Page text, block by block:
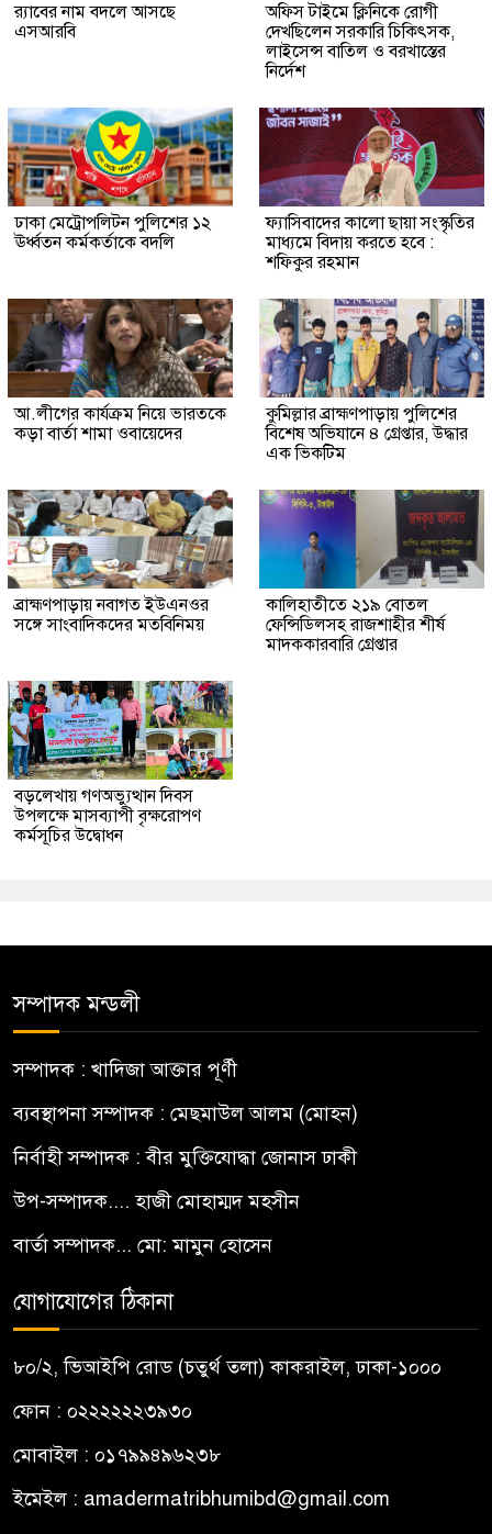
র‍্যাবের নাম বদলে আসছে
এসআরবি
অফিস টাইমে ক্লিনিকে রোগী
দেখছিলেন সরকারি চিকিৎসক,
লাইসেন্স বাতিল ও বরখাস্তের
নির্দেশ
ঢাকা মেট্রোপলিটন পুলিশের ১২
ঊর্ধ্বতন কর্মকর্তাকে বদলি
ফ্যাসিবাদের কালো ছায়া সংস্কৃতির
মাধ্যমে বিদায় করতে হবে :
শফিকুর রহমান
আ.লীগের কার্যক্রম নিয়ে ভারতকে
কড়া বার্তা শামা ওবায়েদের
কুমিল্লার ব্রাহ্মণপাড়ায় পুলিশের
বিশেষ অভিযানে ৪ গ্রেপ্তার, উদ্ধার
এক ভিকটিম
ব্রাহ্মণপাড়ায় নবাগত ইউএনওর
সঙ্গে সাংবাদিকদের মতবিনিময়
কালিহাতীতে ২১৯ বোতল
ফেন্সিডিলসহ রাজশাহীর শীর্ষ
মাদককারবারি গ্রেপ্তার
বড়লেখায় গণঅভ্যুত্থান দিবস
উপলক্ষে মাসব্যাপী বৃক্ষরোপণ
কর্মসূচির উদ্বোধন
সম্পাদক মন্ডলী
সম্পাদক : খাদিজা আক্তার পূর্ণী
ব্যবস্থাপনা সম্পাদক : মেছমাউল আলম (মোহন)
নির্বাহী সম্পাদক : বীর মুক্তিযোদ্ধা জোনাস ঢাকী
উপ-সম্পাদক.... হাজী মোহাম্মদ মহসীন
বার্তা সম্পাদক... মো: মামুন হোসেন
যোগাযোগের ঠিকানা
৮০/২, ভিআইপি রোড (চতুর্থ তলা) কাকরাইল, ঢাকা-১০০০
ফোন : ০২২২২২২৩৯৩০
মোবাইল : ০১৭৯৯৪৯৬২৩৮
ইমেইল : amadermatribhumibd@gmail.com